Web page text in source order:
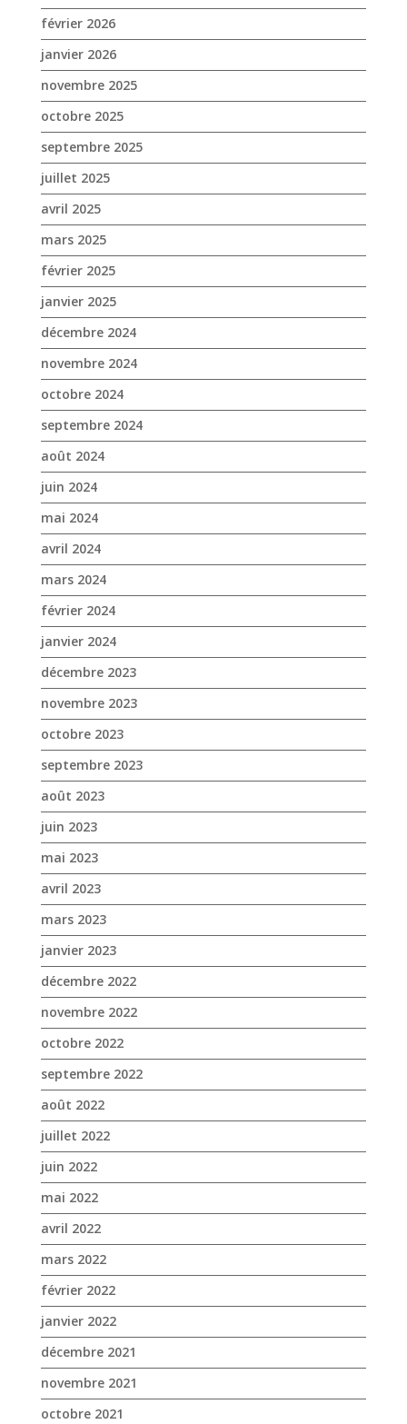
février 2026
janvier 2026
novembre 2025
octobre 2025
septembre 2025
juillet 2025
avril 2025
mars 2025
février 2025
janvier 2025
décembre 2024
novembre 2024
octobre 2024
septembre 2024
août 2024
juin 2024
mai 2024
avril 2024
mars 2024
février 2024
janvier 2024
décembre 2023
novembre 2023
octobre 2023
septembre 2023
août 2023
juin 2023
mai 2023
avril 2023
mars 2023
janvier 2023
décembre 2022
novembre 2022
octobre 2022
septembre 2022
août 2022
juillet 2022
juin 2022
mai 2022
avril 2022
mars 2022
février 2022
janvier 2022
décembre 2021
novembre 2021
octobre 2021